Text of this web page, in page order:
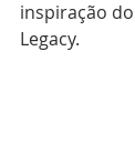
inspiração
Legacy.